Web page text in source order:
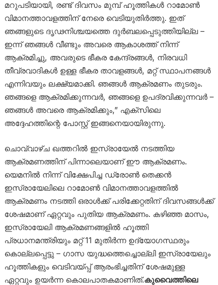
മറുപടിയായി, രണ്ട് ദിവസം മുമ്പ് ഹൂത്തികൾ റാമോൺ
വിമാനത്താവളത്തിന് നേരെ വെടിയുതിർത്തു. ഇത്
ഞങ്ങളുടെ ദൃഢനിശ്ചയത്തെ ദുർബലപ്പെടുത്തിയില്ല –
ഇന്ന് ഞങ്ങൾ വീണ്ടും അവരെ ആകാശത്ത് നിന്ന്
ആക്രമിച്ചു, അവരുടെ ഭീകര കേന്ദ്രങ്ങൾ, നിരവധി
തീവ്രവാദികൾ ഉള്ള ഭീകര താവളങ്ങൾ, മറ്റ് സ്ഥാപനങ്ങൾ
എന്നിവയും ലക്ഷ്യമാക്കി. ഞങ്ങൾ ആക്രമണം തുടരും.
ഞങ്ങളെ ആക്രമിക്കുന്നവർ, ഞങ്ങളെ ഉപദ്രവിക്കുന്നവർ –
ഞങ്ങൾ അവരെ ആക്രമിക്കും,” എക്‌സിലെ
അദ്ദേഹത്തിന്റെ പോസ്റ്റ് ഇങ്ങനെയായിരുന്നു.
ചൊവ്വാഴ്ച ഖത്തറിൽ ഇസ്രായേൽ നടത്തിയ
ആക്രമണത്തിന് പിന്നാലെയാണ് ഈ ആക്രമണം.
യെമനിൽ നിന്ന് വിക്ഷേപിച്ച ഡ്രോൺ തെക്കൻ
ഇസ്രായേലിലെ റാമോൺ വിമാനത്താവളത്തിൽ
ആക്രമണം നടത്തി ഒരാൾക്ക് പരിക്കേറ്റതിന് ദിവസങ്ങൾക്ക്
ശേഷമാണ് ഏറ്റവും പുതിയ ആക്രമണം. കഴിഞ്ഞ മാസം,
ഇസ്രായേലി ആക്രമണങ്ങളിൽ ഹൂത്തി
പ്രധാനമന്ത്രിയും മറ്റ് 11 മുതിർന്ന ഉദ്യോഗസ്ഥരും
കൊല്ലപ്പെട്ടു – ഗാസ യുദ്ധത്തെച്ചൊല്ലി ഇസ്രായേലും
ഹൂത്തികളും വെടിവയ്പ്പ് ആരംഭിച്ചതിന് ശേഷമുള്ള
ഏറ്റവും ഉയർന്ന കൊലപാതകമാണിത്.കുവൈത്തിലെ